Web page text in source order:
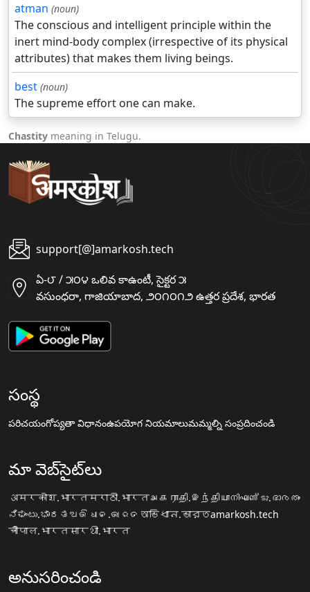
atman (noun)
The conscious and intelligent principle within the
inert mind-body complex (irrespective of its physical
attributes) that makes them living beings.
best (noun)
The supreme effort one can make.
Chastity meaning in Telugu.
support[@]amarkosh.tech
ఏ-౮ / ౫౦౪ ఒలివ కాఉంటీ, సైక్టర ౫
వసుంధరా, గాజియాబాద, ౨౦౧౦౧౨ ఉత్తర ప్రదేశ, భారత
సంస్థ
పరిచయంగోప్యతా విధానంఉపయోగ నియమాలుమమ్మల్ని సంప్రదించండి
మా వెబ్‌సైట్‌లు
अमरकोश.भारतमराठी.भारतஅகராதி.இந்தியாനിഘണ്ടു.ഭാരതം
ನಿಘಂಟು.ಭಾರತ ଅଭିଧାନ.ଭାରତ অভিধান.ভারতamarkosh.tech
चौपाल.भारतसारथी.भारत
అనుసరించండి